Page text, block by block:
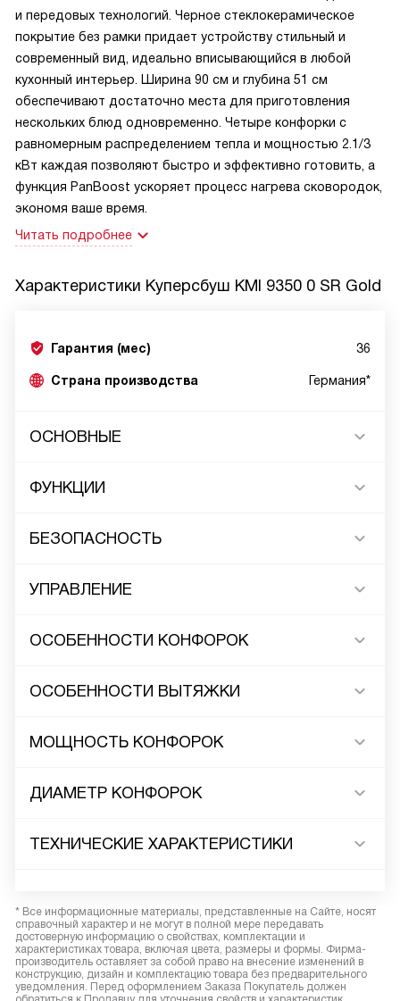
и передовых технологий. Черное стеклокерамическое
покрытие без рамки придает устройству стильный и
современный вид, идеально вписывающийся в любой
кухонный интерьер. Ширина 90 см и глубина 51 см
обеспечивают достаточно места для приготовления
нескольких блюд одновременно. Четыре конфорки с
равномерным распределением тепла и мощностью 2.1/3
кВт каждая позволяют быстро и эффективно готовить, а
функция PanBoost ускоряет процесс нагрева сковородок,
экономя ваше время.
Читать подробнее
Характеристики Куперсбуш KMI 9350 0 SR Gold
Гарантия (мес) 36
Страна производства Германия*
ОСНОВНЫЕ
ФУНКЦИИ
БЕЗОПАСНОСТЬ
УПРАВЛЕНИЕ
ОСОБЕННОСТИ КОНФОРОК
ОСОБЕННОСТИ ВЫТЯЖКИ
МОЩНОСТЬ КОНФОРОК
ДИАМЕТР КОНФОРОК
ТЕХНИЧЕСКИЕ ХАРАКТЕРИСТИКИ
* Все информационные материалы, представленные на Сайте, носят
справочный характер и не могут в полной мере передавать
достоверную информацию о свойствах, комплектации и
характеристиках товара, включая цвета, размеры и формы. Фирма-
производитель оставляет за собой право на внесение изменений в
конструкцию, дизайн и комплектацию товара без предварительного
уведомления. Перед оформлением Заказа Покупатель должен